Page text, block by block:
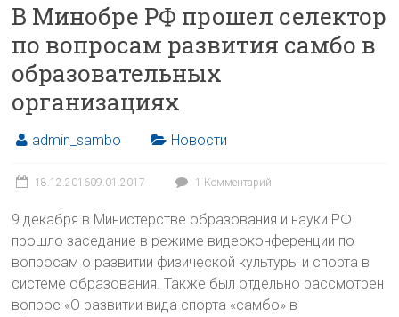
В Минобре РФ прошел селектор
по вопросам развития самбо в
образовательных
организациях
admin_sambo Новости
18.12.201609.01.2017 1 Комментарий
9 декабря в Министерстве образования и науки РФ
прошло заседание в режиме видеоконференции по
вопросам о развитии физической культуры и спорта в
системе образования. Также был отдельно рассмотрен
вопрос «О развитии вида спорта «самбо» в